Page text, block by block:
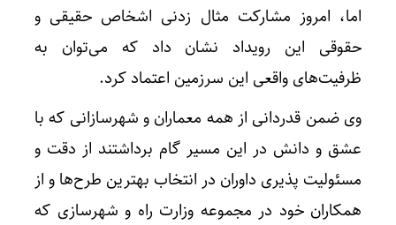
اما، امروز مشارکت مثال زدنی اشخاص حقیقی و
حقوقی این رویداد نشان داد که می‌توان به
ظرفیت‌های واقعی این سرزمین اعتماد کرد.
وی ضمن قدردانی از همه معماران و شهرسازانی که با
عشق و دانش در این مسیر گام برداشتند از دقت و
مسئولیت پذیری داوران در انتخاب بهترین طرح‌ها و از
همکاران خود در مجموعه وزارت راه و شهرسازی که